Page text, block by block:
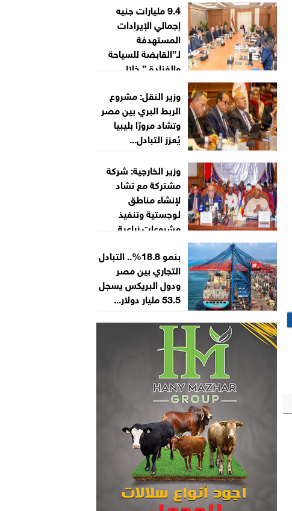
9.4 مليارات جنيه
إجمالي الإيرادات
المستهدفة
لـ”القابضة للسياحة
والفنادق” خلال
وزير النقل: مشروع
الربط البري بين مصر
وتشاد مرورًا بليبيا
يُعزز التبادل...
وزير الخارجية: شركة
مشتركة مع تشاد
لإنشاء مناطق
لوجستية وتنفيذ
مشروعات زراعية...
بنمو 18.8%.. التبادل
التجاري بين مصر
ودول البريكس يسجل
53.5 مليار دولار...